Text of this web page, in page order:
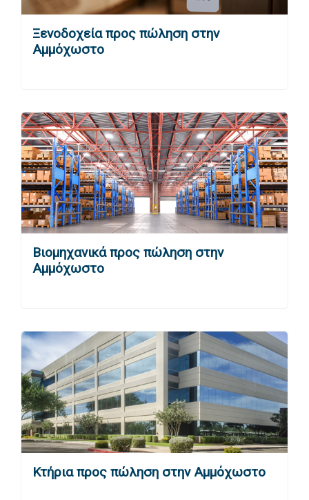
Ξενοδοχεία προς πώληση στην
Αμμόχωστο
Βιομηχανικά προς πώληση στην
Αμμόχωστο
Κτήρια προς πώληση στην Αμμόχωστο